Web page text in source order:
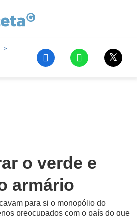
o verde e
armário
para si o monopólio do
preocupados com o país do que